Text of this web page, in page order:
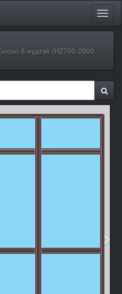
6 нүдтэй (H2700-2900